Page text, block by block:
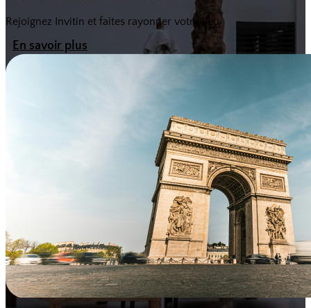
Rejoignez Invitin et faites rayonner votre lieu
En savoir plus